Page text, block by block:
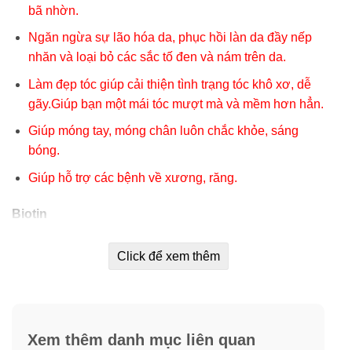
bã nhờn.
Ngăn ngừa sự lão hóa da, phục hồi làn da đầy nếp
nhăn và loại bỏ các sắc tố đen và nám trên da.
Làm đẹp tóc giúp cải thiện tình trạng tóc khô xơ, dễ
gãy.Giúp bạn một mái tóc mượt mà và mềm hơn hẳn.
Giúp móng tay, móng chân luôn chắc khỏe, sáng
bóng.
Giúp hỗ trợ các bệnh về xương, răng.
Biotin
Công thức của chúng tôi bao gồm 6,000 mcg biotin mỗi
viên. Biotin là một vitamin tan trong nước và là một
và móng khỏe mạnh nên bạn có thể thấy và cảm giác
Click để xem thêm
Xem thêm danh mục liên quan